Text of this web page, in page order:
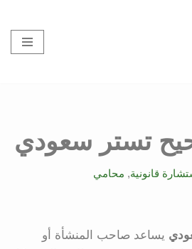
تستر سعودي
قانونية, محامي
يساعد صاحب المنشأة أو